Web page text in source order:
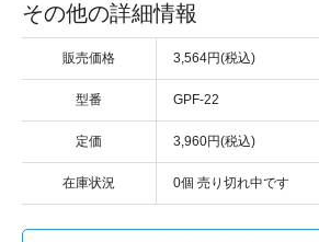
その他の詳細情報
販売価格 3,564円(税込)
型番 GPF-22
定価 3,960円(税込)
在庫状況 0個 売り切れ中です